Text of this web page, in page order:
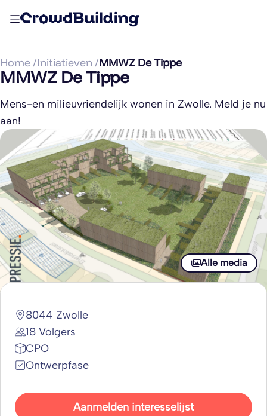
Home /Initiatieven /MMWZ De Tippe
MMWZ De Tippe
Mens-en milieuvriendelijk wonen in Zwolle. Meld je nu
aan!
Alle media
8044 Zwolle
18 Volgers
CPO
Ontwerpfase
Aanmelden interesselijst